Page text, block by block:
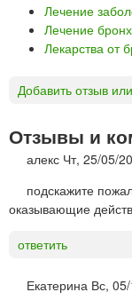
Лечение
Лечение
Лекарства от
Добавить отзыв
Отзывы и
алекс Чт, 25/05/
подскажите
оказывающие
ответить
Екатерина Вс,